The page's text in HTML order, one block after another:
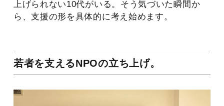
上げられない10代がいる。そう気づいた瞬間か
ら、支援の形を具体的に考え始めます。
若者を支えるNPOの立ち上げ。